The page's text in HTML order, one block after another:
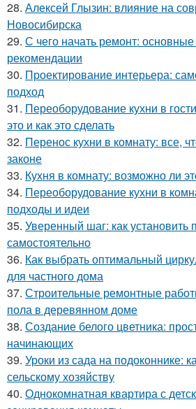
28. Алексей Глызин: влияние на
Новосибирска
29. С чего начать ремонт:
рекомендации
30. Проектирование интерьера:
подход
31. Переоборудование кухни в
это и как это сделать
32. Перенос кухни в комнату: все,
законе
33. Кухня в комнату: возможно ли
34. Переоборудование кухни в
подходы и идеи
35. Уверенный шаг: как установить
самостоятельно
36. Как выбрать оптимальный
для частного дома
37. Строительные ремонтные
пола в деревянном доме
38. Создание белого цветника:
начинающих
39. Уроки из сада на подоконнике:
сельскому хозяйству
40. Однокомнатная квартира с